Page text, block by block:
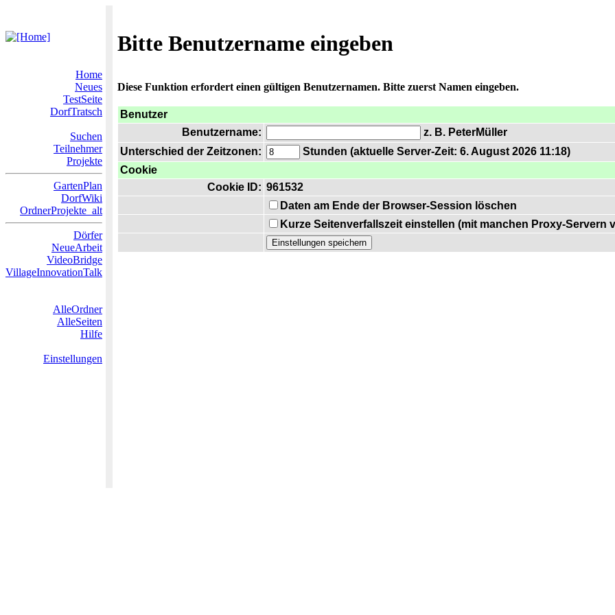
Bitte Benutzername eingeben
Home
Neues
TestSeite
DorfTratsch
Suchen
Teilnehmer
Projekte
GartenPlan
DorfWiki
OrdnerProjekte_alt
Dörfer
NeueArbeit
VideoBridge
VillageInnovationTalk
AlleOrdner
AlleSeiten
Hilfe
Einstellungen
Diese Funktion erfordert einen gültigen Benutzernamen. Bitte zuerst Namen eingeben.
Benutzer
Benutzername:
z. B. PeterMüller
Unterschied der Zeitzonen:
Stunden (aktuelle Server-Zeit: 6. August 2026 11:18)
Cookie
Cookie ID: 961532
Daten am Ende der Browser-Session löschen
Kurze Seitenverfallszeit einstellen (mit manchen Proxy-Servern